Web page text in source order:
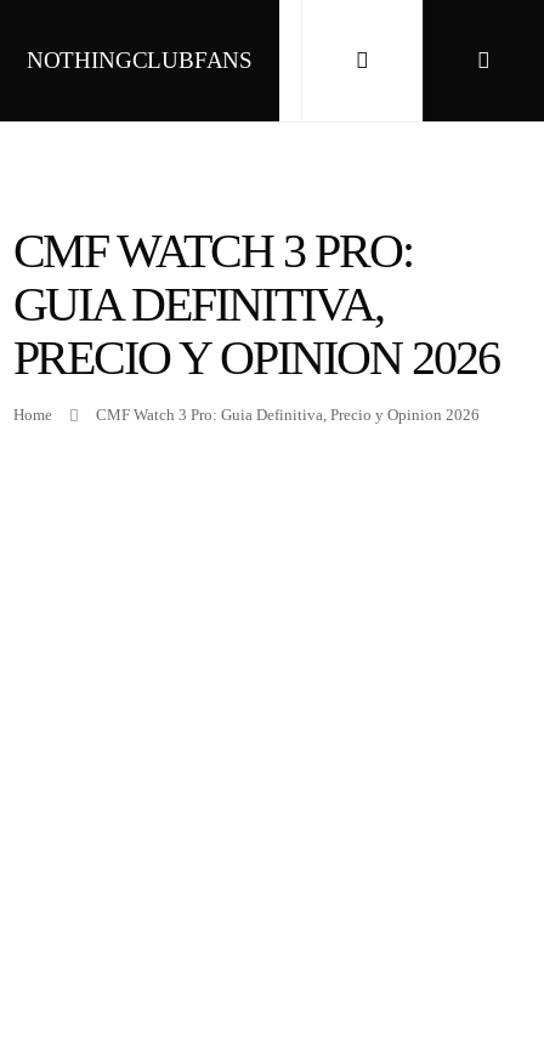
NOTHINGCLUBFANS
CMF WATCH 3 PRO:
GUIA DEFINITIVA,
PRECIO Y OPINION 2026
Home CMF Watch 3 Pro: Guia Definitiva, Precio y Opinion 2026